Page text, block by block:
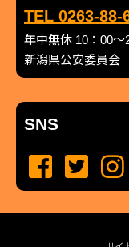
TEL 0263-88-
年中無休 10：00～
新潟県公安委員会
SNS